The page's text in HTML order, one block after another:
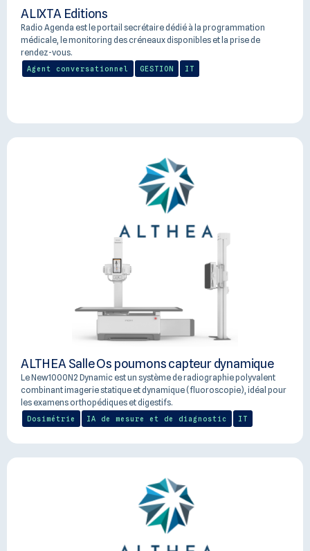
médicale, le monitoring des créneaux disponibles et la prise de
rendez-vous.
Agent conversationnel GESTION IT
ALTHEA Salle Os poumons capteur dynamique
combinant imagerie statique et dynamique (fluoroscopie), idéal pour
les examens orthopédiques et digestifs.
Dosimétrie IA de mesure et de diagnostic IT